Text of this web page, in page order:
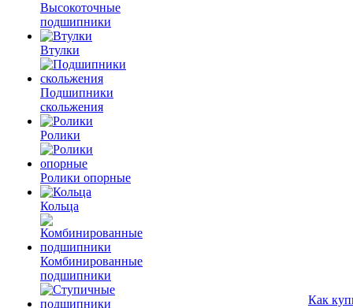
Высокоточные
подшипники
Втулки
Подшипники
скольжения
Ролики
Ролики опорные
Кольца
Комбинированные
подшипники
Как